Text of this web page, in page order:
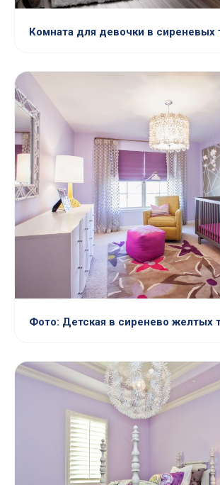
Комната для девочки в сиреневых
Фото: Детская в сиренево желтых